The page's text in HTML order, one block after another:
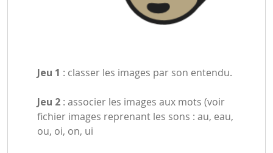
Jeu 1 : classer les images par son entendu.
Jeu 2 : associer les images aux mots (voir
fichier images reprenant les sons : au, eau,
ou, oi, on, ui